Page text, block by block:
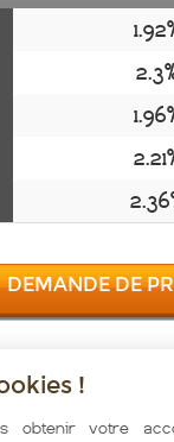
DEMANDE DE
(Marambat) toutes
par nos partenaires
!
obtenir votre